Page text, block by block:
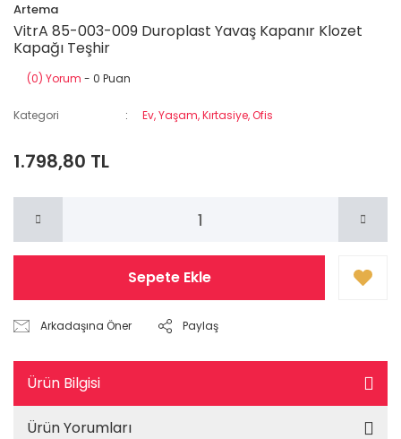
Artema
VitrA 85-003-009 Duroplast Yavaş Kapanır Klozet
Kapağı Teşhir
(0) Yorum - 0 Puan
Kategori Ev, Yaşam, Kırtasiye, Ofis
1.798,80 TL
Sepete Ekle
Arkadaşına Öner Paylaş
Ürün Bilgisi
Ürün Yorumları